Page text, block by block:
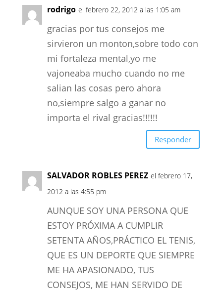
rodrigo el febrero 22, 2012 a las 1:05 am
gracias por tus consejos me
sirvieron un monton,sobre todo con
mi fortaleza mental,yo me
vajoneaba mucho cuando no me
salian las cosas pero ahora
no,siempre salgo a ganar no
importa el rival gracias!!!!!!
Responder
SALVADOR ROBLES PEREZ el febrero 17,
2012 a las 4:55 pm
AUNQUE SOY UNA PERSONA QUE
ESTOY PRÓXIMA A CUMPLIR
SETENTA AÑOS,PRÁCTICO EL TENIS,
QUE ES UN DEPORTE QUE SIEMPRE
ME HA APASIONADO, TUS
CONSEJOS, ME HAN SERVIDO DE